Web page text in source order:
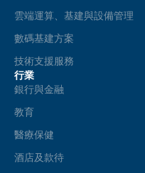
雲端運算、基建與設備管理
數碼基建方案
技術支援服務
行業
銀行與金融
教育
醫療保健
酒店及款待